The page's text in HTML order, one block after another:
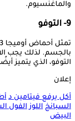
والماغنسيوم.
9- التوفو
بالجسم. لذلك يجب
التوفو، الذي يتميز
إعلان
أكل يرفع فيتامين د
السبانخ اللوز الفول
البيض